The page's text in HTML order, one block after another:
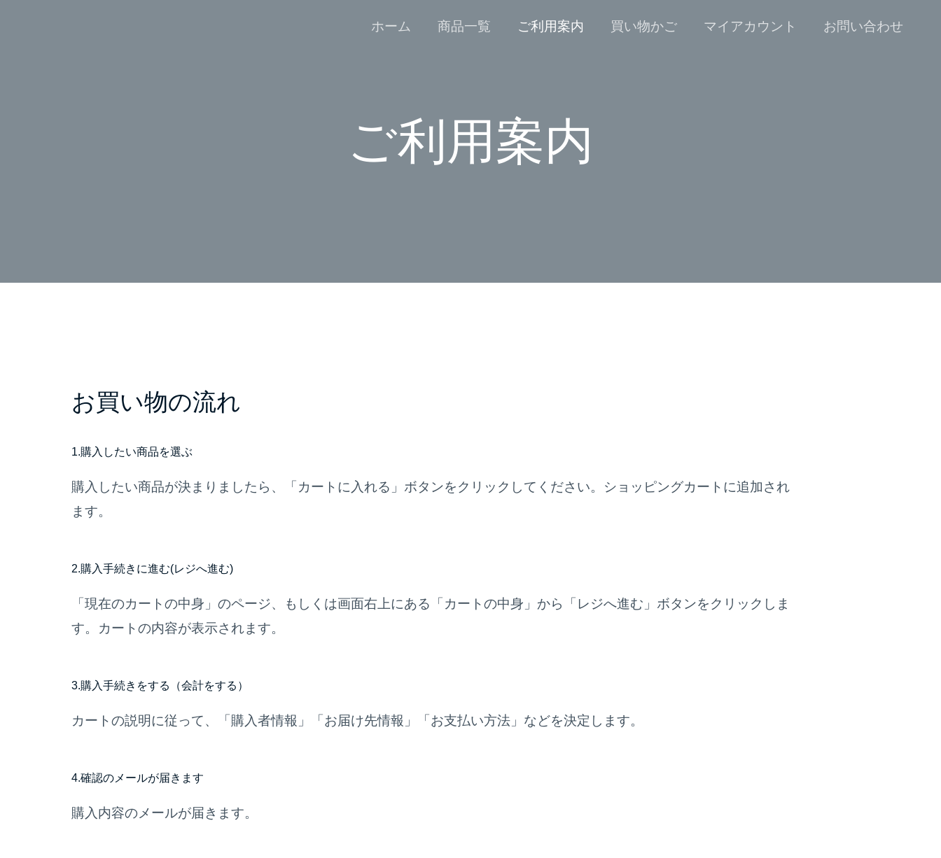
ホーム 商品一覧 ご利用案内 買い物かご マイアカウント お問い合わせ
ご利用案内
お買い物の流れ
1.購入したい商品を選ぶ
購入したい商品が決まりましたら、「カートに入れる」ボタンをクリックしてください。ショッピングカートに追加され
ます。
2.購入手続きに進む(レジへ進む)
「現在のカートの中身」のページ、もしくは画面右上にある「カートの中身」から「レジへ進む」ボタンをクリックしま
す。カートの内容が表示されます。
3.購入手続きをする（会計をする）
カートの説明に従って、「購入者情報」「お届け先情報」「お支払い方法」などを決定します。
4.確認のメールが届きます
購入内容のメールが届きます。